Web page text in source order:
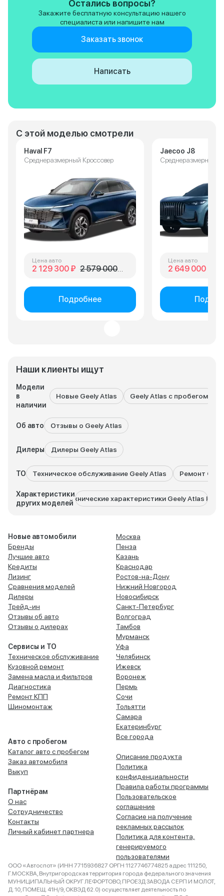
Наши клиенты ищут
Модели
в
наличии
Новые Geely Atlas Geely Atlas с пробегом
Об авто Отзывы о Geely Atlas
Дилеры Дилеры Geely Atlas
ТО Техническое обслуживание Geely Atlas Ремонт
Характеристики
других моделей
Технические характеристики Geely Atlas Pro
С этой моделью смотрели
Haval F7
Среднеразмерный Кроссовер
Цена авто
2 129 300 ₽ 2 579 000 ₽
Подробнее
Jaecoo J8
Среднеразмерный
Цена авто
2 649 000 ₽
Остались вопросы?
Закажите бесплатную консультацию нашего
специалиста или напишите нам
Заказать звонок
Написать
Новые автомобили
Бренды
Лучшие авто
Кредиты
Лизинг
Сравнения моделей
Дилеры
Трейд-ин
Отзывы об авто
Отзывы о дилерах
Сервисы и ТО
Техническое обслуживание
Кузовной ремонт
Замена масла и фильтров
Диагностика
Ремонт КПП
Шиномонтаж
Авто с пробегом
Каталог авто с пробегом
Заказ автомобиля
Выкуп
Партнёрам
О нас
Сотрудничество
Контакты
Личный кабинет партнера
Москва
Пенза
Казань
Краснодар
Ростов-на-Дону
Нижний Новгород
Новосибирск
Санкт-Петербург
Волгоград
Тамбов
Мурманск
Уфа
Челябинск
Ижевск
Воронеж
Пермь
Сочи
Тольятти
Самара
Екатеринбург
Все города
Описание продукта
Политика
конфиденциальности
Правила работы программы
Пользовательское
соглашение
Согласие на получение
рекламных рассылок
Политика для контента,
генерируемого
пользователями
ООО «Автоспот» (ИНН 7715936827 ОРГН 1127746774825 адрес 111250,
Г.МОСКВА, Внутригородская территория города федерального значения
МУНИЦИПАЛЬНЫЙ ОКРУГ ЛЕФОРТОВО, ПРОЕЗД ЗАВОДА СЕРП И МОЛОТ,
Д. 10, ПОМЕЩ. 41Н/9, ОКВЭД 62.0) осуществляет деятельность по